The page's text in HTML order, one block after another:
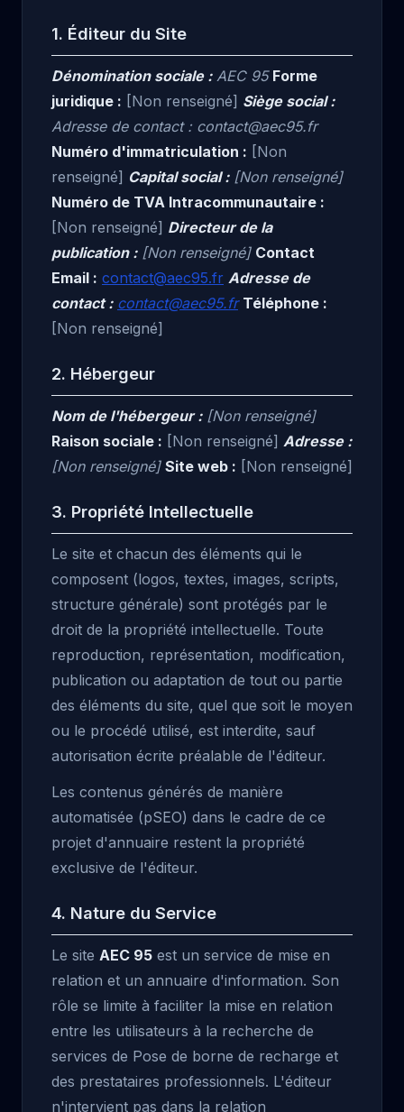
1. Éditeur du Site
Dénomination sociale :AEC 95 Forme
juridique : [Non renseigné] Siège social :
Adresse de contact : contact@aec95.fr
Numéro d'immatriculation : [Non
renseigné] Capital social :[Non renseigné]
Numéro de TVA Intracommunautaire :
[Non renseigné] Directeur de la
publication :[Non renseigné] Contact
Email : contact@aec95.fr Adresse de
contact : contact@aec95.fr Téléphone :
[Non renseigné]
2. Hébergeur
Nom de l'hébergeur :[Non renseigné]
Raison sociale : [Non renseigné] Adresse :
[Non renseigné] Site web : [Non renseigné]
3. Propriété Intellectuelle
Le site et chacun des éléments qui le
composent (logos, textes, images, scripts,
structure générale) sont protégés par le
droit de la propriété intellectuelle. Toute
reproduction, représentation, modification,
publication ou adaptation de tout ou partie
des éléments du site, quel que soit le moyen
ou le procédé utilisé, est interdite, sauf
autorisation écrite préalable de l'éditeur.
Les contenus générés de manière
automatisée (pSEO) dans le cadre de ce
projet d'annuaire restent la propriété
exclusive de l'éditeur.
4. Nature du Service
Le site AEC 95 est un service de mise en
relation et un annuaire d'information. Son
rôle se limite à faciliter la mise en relation
entre les utilisateurs à la recherche de
services de Pose de borne de recharge et
des prestataires professionnels. L'éditeur
n'intervient pas dans la relation